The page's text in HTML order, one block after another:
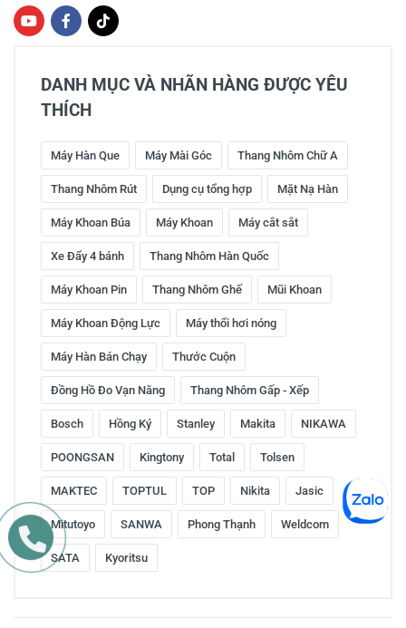
DANH MỤC VÀ NHÃN HÀNG ĐƯỢC YÊU
THÍCH
Máy Hàn Que Máy Mài Góc Thang Nhôm Chữ A
Thang Nhôm Rút Dụng cụ tổng hợp Mặt Nạ Hàn
Máy Khoan Búa Máy Khoan Máy cắt sắt
Xe Đẩy 4 bánh Thang Nhôm Hàn Quốc
Máy Khoan Pin Thang Nhôm Ghế Mũi Khoan
Máy Khoan Động Lực Máy thổi hơi nóng
Máy Hàn Bán Chạy Thước Cuộn
Đồng Hồ Đo Vạn Năng Thang Nhôm Gấp - Xếp
Bosch Hồng Ký Stanley Makita NIKAWA
POONGSAN Kingtony Total Tolsen
MAKTEC TOPTUL TOP Nikita Jasic
Mitutoyo SANWA Phong Thạnh Weldcom
SATA Kyoritsu